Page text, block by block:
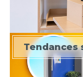
Tendances